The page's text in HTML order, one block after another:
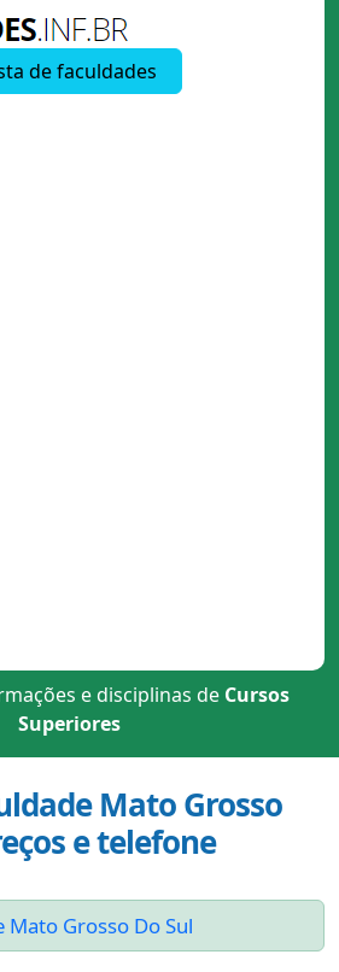
de faculdades
e disciplinas de Cursos
Superiores
Mato Grosso
e telefone
Mato Grosso Do Sul